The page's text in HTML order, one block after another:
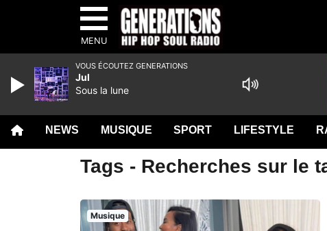
MENU
NEWS MUSIQUE SPORT LIFESTYLE
Tags - Recherches sur le
Musique
VOUS ÉCOUTEZ GENERATIONS
Jul
Sous la lune